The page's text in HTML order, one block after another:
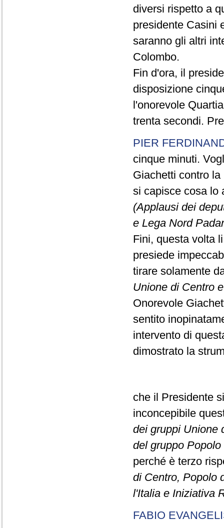
diversi rispetto a
presidente Casini
saranno gli altri
Colombo.
Fin d'ora, il
disposizione
l'onorevole
trenta secondi.
PIER
cinque minuti.
Giachetti contro
si capisce cosa lo
(Applausi dei
e Lega Nord
Fini, questa volta
presiede
tirare solamente
Unione di Centro
Onorevole
sentito
intervento di
dimostrato la
che il Presidente
inconcepibile
dei gruppi Unione
del gruppo
perché è terzo
di Centro, Popolo
l'Italia e Iniziativa
FABIO